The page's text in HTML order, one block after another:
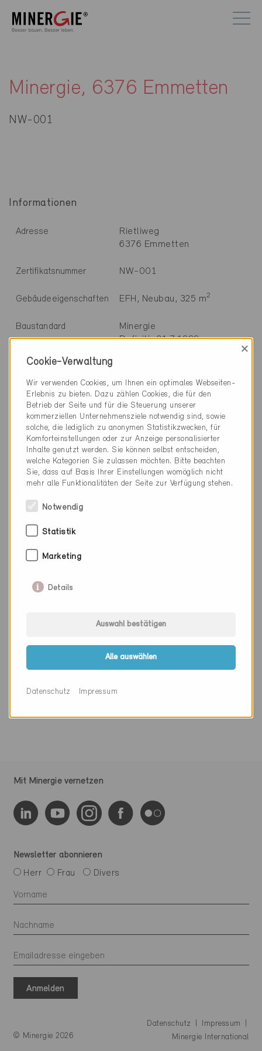
Minergie, 6376 Emmetten
NW-001
Informationen
Adresse
Rietliweg
6376 Emmetten
Zertifikatsnummer NW-001
Gebäudeeigenschaften EFH, Neubau, 325 m2
Baustandard
Minergie
Definitiv 21.7.1999
Technische Informationen
Heizung
9% Solarenergie thermisch
91% Wärmepumpe Aussenluft
10% Wärmepumpe Aussenluft
Beteiligte
6370 Oberdorf
Baumgartner Immobilien AG
Mit Minergie vernetzen
Newsletter abonnieren
Herr
Frau Divers
Anmelden
© Minergie 2026
Datenschutz
Impressum
Minergie International
Cookie-Verwaltung
×
Wir verwenden Cookies, um Ihnen ein optimales Webseiten-
Erlebnis zu bieten. Dazu zählen Cookies, die für den
Betrieb der Seite und für die Steuerung unserer
kommerziellen Unternehmensziele notwendig sind, sowie
solche, die lediglich zu anonymen Statistikzwecken, für
Komforteinstellungen oder zur Anzeige personalisierter
Inhalte genutzt werden. Sie können selbst entscheiden,
welche Kategorien Sie zulassen möchten. Bitte beachten
Sie, dass auf Basis Ihrer Einstellungen womöglich nicht
mehr alle Funktionalitäten der Seite zur Verfügung stehen.
Notwendig
Statistik
Marketing
Details
Auswahl bestätigen
Alle auswählen
Datenschutz Impressum